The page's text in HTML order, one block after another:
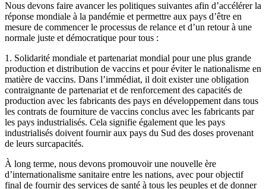
Nous devons faire avancer les politiques suivantes afin d’accélérer la
réponse mondiale à la pandémie et permettre aux pays d’être en
mesure de commencer le processus de relance et d’un retour à une
normale juste et démocratique pour tous :
1. Solidarité mondiale et partenariat mondial pour une plus grande
production et distribution de vaccins et pour éviter le nationalisme en
matière de vaccins. Dans l’immédiat, il doit exister une obligation
contraignante de partenariat et de renforcement des capacités de
production avec les fabricants des pays en développement dans tous
les contrats de fourniture de vaccins conclus avec les fabricants par
les pays industrialisés. Cela signifie également que les pays
industrialisés doivent fournir aux pays du Sud des doses provenant
de leurs surcapacités.
À long terme, nous devons promouvoir une nouvelle ère
d’internationalisme sanitaire entre les nations, avec pour objectif
final de fournir des services de santé à tous les peuples et de donner